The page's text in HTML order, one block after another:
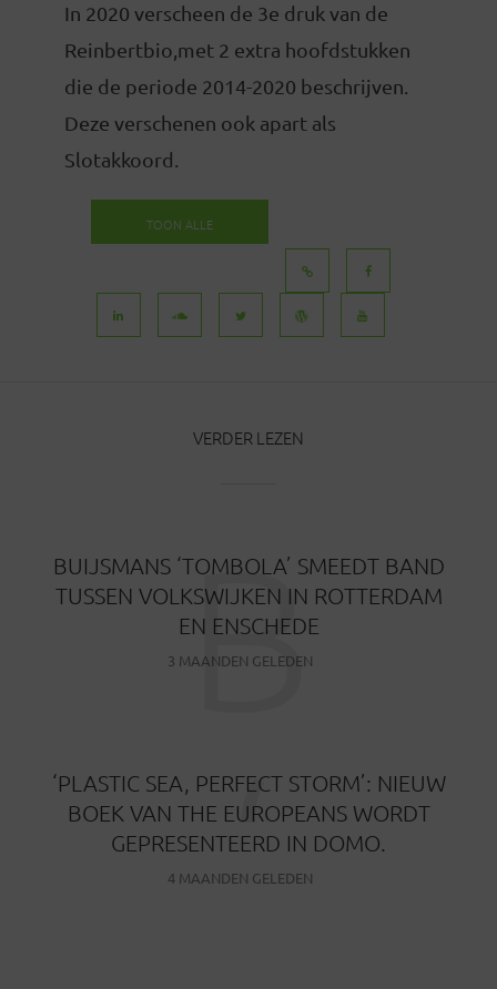
In 2020 verscheen de 3e druk van de
Reinbertbio,met 2 extra hoofdstukken
die de periode 2014-2020 beschrijven.
Deze verschenen ook apart als
Slotakkoord.
TOON ALLE
VERDER LEZEN
BUIJSMANS ‘TOMBOLA’ SMEEDT BAND
TUSSEN VOLKSWIJKEN IN ROTTERDAM
EN ENSCHEDE
3 MAANDEN GELEDEN
B
‘PLASTIC SEA, PERFECT STORM’: NIEUW
BOEK VAN THE EUROPEANS WORDT
GEPRESENTEERD IN DOMO.
4 MAANDEN GELEDEN
‘